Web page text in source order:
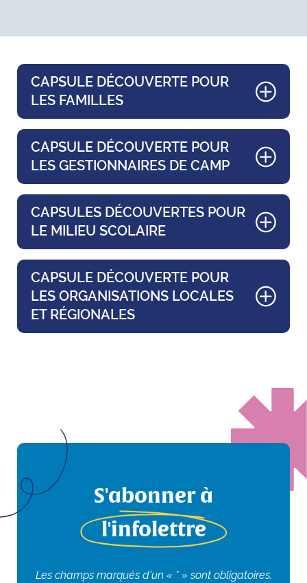
CAPSULE DÉCOUVERTE POUR
LES FAMILLES
CAPSULE DÉCOUVERTE POUR
LES GESTIONNAIRES DE CAMP
CAPSULES DÉCOUVERTES POUR
LE MILIEU SCOLAIRE
CAPSULE DÉCOUVERTE POUR
LES ORGANISATIONS LOCALES
ET RÉGIONALES
S'abonner à
l'infolettre
Les champs marqués d'un « * » sont obligatoires.